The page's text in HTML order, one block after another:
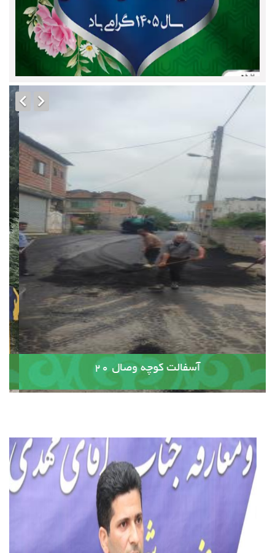
آسفالت کوچه وصال ۲۰